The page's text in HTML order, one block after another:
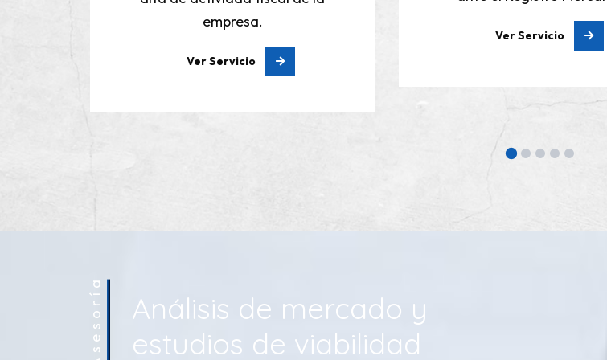
Asesoría
Análisis de mercado y
estudios de viabilidad